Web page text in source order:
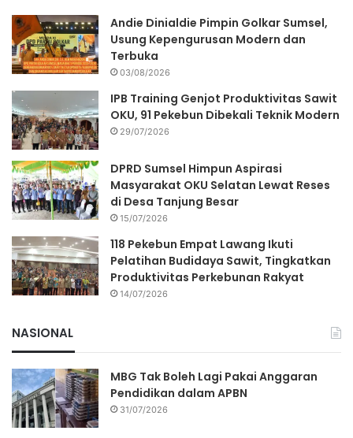
Andie Dinialdie Pimpin Golkar Sumsel,
Usung Kepengurusan Modern dan
Terbuka
03/08/2026
IPB Training Genjot Produktivitas Sawit
OKU, 91 Pekebun Dibekali Teknik Modern
29/07/2026
DPRD Sumsel Himpun Aspirasi
Masyarakat OKU Selatan Lewat Reses
di Desa Tanjung Besar
15/07/2026
118 Pekebun Empat Lawang Ikuti
Pelatihan Budidaya Sawit, Tingkatkan
Produktivitas Perkebunan Rakyat
14/07/2026
NASIONAL
MBG Tak Boleh Lagi Pakai Anggaran
Pendidikan dalam APBN
31/07/2026